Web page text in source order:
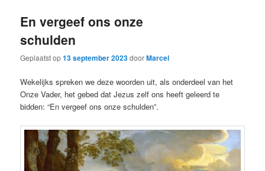
En vergeef ons onze
schulden
Geplaatst op13 september 2023doorMarcel
Wekelijks spreken we deze woorden uit, als onderdeel van het
Onze Vader, het gebed dat Jezus zelf ons heeft geleerd te
bidden: “En vergeef ons onze schulden”.